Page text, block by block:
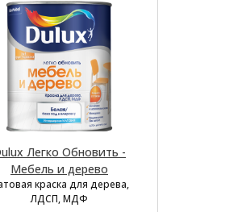
Легко Обновить -
Мебель и дерево
краска для дерева,
ЛДСП, МДФ